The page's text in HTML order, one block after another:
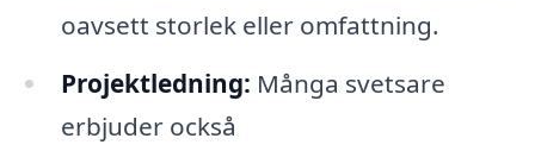
oavsett storlek eller omfattning.
Projektledning: Många svetsare
erbjuder också